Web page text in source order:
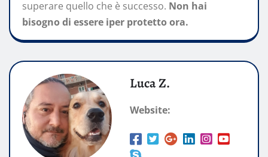
superare quello che è successo. Non hai
bisogno di essere iper protetto ora.
Luca Z.
Website: